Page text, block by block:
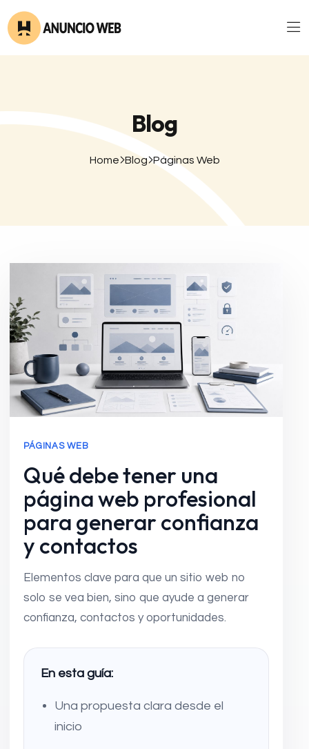
Blog
Home Blog Páginas Web
PÁGINAS WEB
Qué debe tener una
página web profesional
para generar confianza
y contactos
Elementos clave para que un sitio web no
solo se vea bien, sino que ayude a generar
confianza, contactos y oportunidades.
En esta guía:
Una propuesta clara desde el
inicio